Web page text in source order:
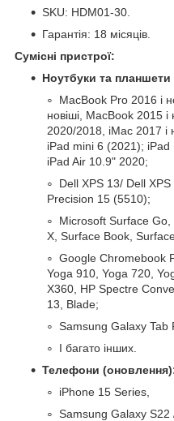
SKU: HDM01-30.
Гарантія: 18 місяців.
Сумісні пристрої:
Ноутбуки та
MacBook Pro 2016 і
новіші, MacBook 2015 і
2020/2018, iMac 2017 і
iPad mini 6 (2021);
iPad Air 10.9" 2020;
Dell XPS 13/ Dell
Precision 15 (5510);
Microsoft Surface
X, Surface Book,
Google Chromebook
Yoga 910, Yoga 720,
X360, HP Spectre
13, Blade;
Samsung Galaxy Tab
І багато інших.
Телефони
iPhone 15 Series,
Samsung Galaxy